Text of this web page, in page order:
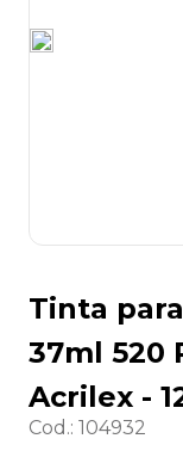
Tinta
37ml 520
Acrilex -
Cod.: 104932
8